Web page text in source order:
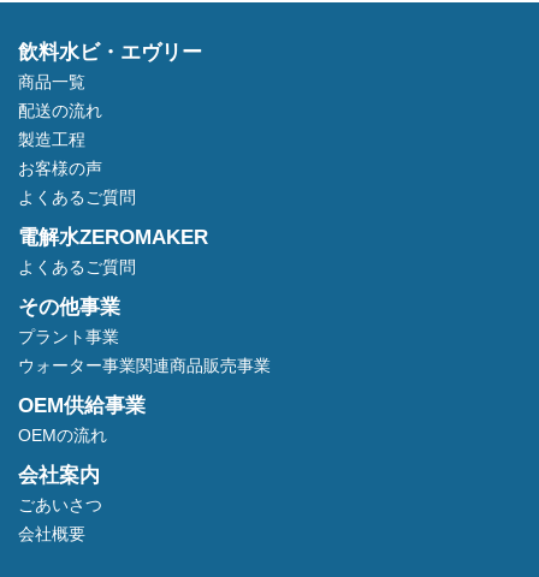
飲料水ビ・エヴリー
商品一覧
配送の流れ
製造工程
お客様の声
よくあるご質問
電解水ZEROMAKER
よくあるご質問
その他事業
プラント事業
ウォーター事業関連商品販売事業
OEM供給事業
OEMの流れ
会社案内
ごあいさつ
会社概要